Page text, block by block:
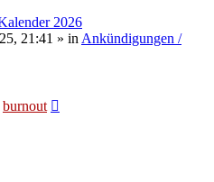
2026
21:41 » in Ankündigungen /
burnout